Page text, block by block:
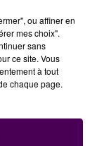
ou affiner en
mes choix".
sans
ce site. Vous
à tout
chaque page.